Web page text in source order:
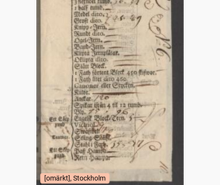
[omärkt], Stockholm